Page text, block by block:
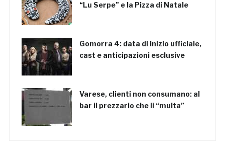
“Lu Serpe” e la Pizza di Natale
Gomorra 4: data di inizio ufficiale,
cast e anticipazioni esclusive
Varese, clienti non consumano: al
bar il prezzario che li “multa”